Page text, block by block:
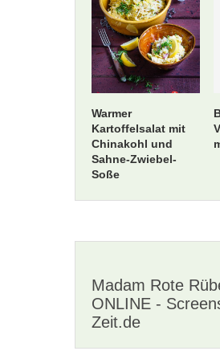
Warmer
Kartoffelsalat mit
Chinakohl und
Sahne-Zwiebel-
Soße
Madam Rote
ONLINE -
Zeit.de